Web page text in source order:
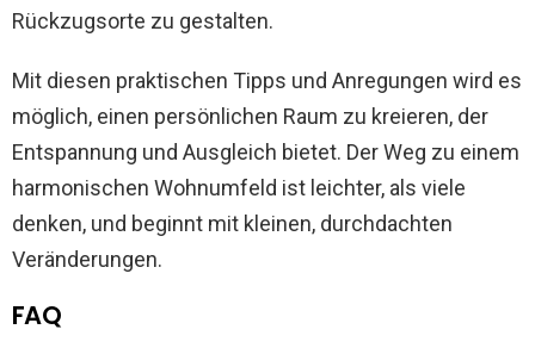
Rückzugsorte zu gestalten.
Mit diesen praktischen Tipps und Anregungen wird es
möglich, einen persönlichen Raum zu kreieren, der
Entspannung und Ausgleich bietet. Der Weg zu einem
harmonischen Wohnumfeld ist leichter, als viele
denken, und beginnt mit kleinen, durchdachten
Veränderungen.
FAQ